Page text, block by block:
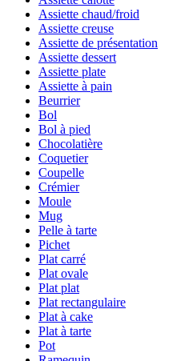
Assiette chaud/froid
Assiette creuse
Assiette de présentation
Assiette dessert
Assiette plate
Assiette à pain
Beurrier
Bol
Bol à pied
Chocolatière
Coquetier
Coupelle
Crémier
Moule
Mug
Pelle à tarte
Pichet
Plat carré
Plat ovale
Plat plat
Plat rectangulaire
Plat à cake
Plat à tarte
Pot